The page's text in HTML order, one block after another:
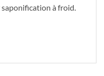
saponification à froid.